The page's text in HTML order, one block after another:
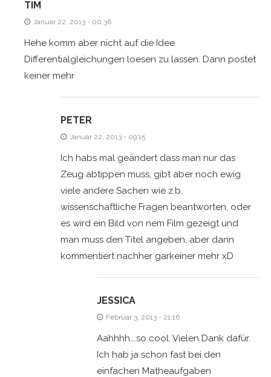
TIM
Januar 22, 2013 - 00:36
Hehe komm aber nicht auf die Idee
Differentialgleichungen loesen zu lassen. Dann postet
keiner mehr
PETER
Januar 22, 2013 - 09:15
Ich habs mal geändert dass man nur das
Zeug abtippen muss, gibt aber noch ewig
viele andere Sachen wie z.b.
wissenschaftliche Fragen beantworten, oder
es wird ein Bild von nem Film gezeigt und
man muss den Titel angeben, aber dann
kommentiert nachher garkeiner mehr xD
JESSICA
Februar 3, 2013 - 21:16
Aahhhh….so cool. Vielen Dank dafür.
Ich hab ja schon fast bei den
einfachen Matheaufgaben